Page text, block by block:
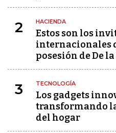
2 HACIENDA
Estos son los
internacionales
posesión de De
3 TECNOLOGÍA
Los gadgets
transformando
del hogar